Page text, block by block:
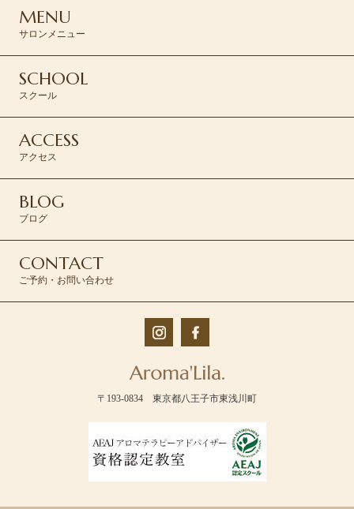
MENU
サロンメニュー
SCHOOL
スクール
ACCESS
アクセス
BLOG
ブログ
CONTACT
ご予約・お問い合わせ
〒193-0834 東京都八王子市東浅川町